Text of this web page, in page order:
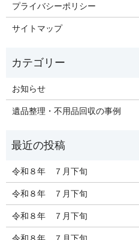
プライバシーポリシー
サイトマップ
お知らせ
遺品整理・不用品回収の事例
令和８年 ７月下旬
令和８年 ７月下旬
令和８年 ７月下旬
令和８年 ７月下旬